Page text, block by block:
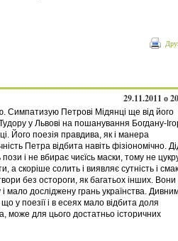
29.11.2011 о
Симпатизую Петрові Мідянці ще від його
у Львові на пошанування Богдану-
Його поезія правдива, як і манера
Петра відбита навіть фізіономічно.
і не вбирає чиєїсь маски, тому не
а скоріше солить і виявляє сутність і смак
без остороги, як багатьох інших. Вони
мало досліджену грань українства.
у поезії і в есеях мало відбита доля
може для цього достатньо історичних